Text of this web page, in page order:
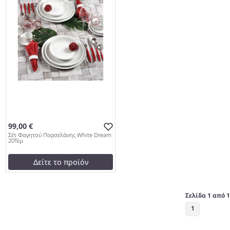
99,00 €
Σέτ Φαγητού Πορσελάνης White Dream
20Τεμ
Δείτε το προϊόν
99,00 €
Σελίδα 1 από 1
1